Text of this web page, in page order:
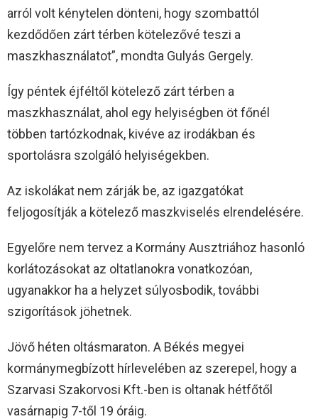
arról volt kénytelen dönteni, hogy szombattól
kezdődően zárt térben kötelezővé teszi a
maszkhasználatot”, mondta Gulyás Gergely.
Így péntek éjféltől kötelező zárt térben a
maszkhasználat, ahol egy helyiségben öt főnél
többen tartózkodnak, kivéve az irodákban és
sportolásra szolgáló helyiségekben.
Az iskolákat nem zárják be, az igazgatókat
feljogosítják a kötelező maszkviselés elrendelésére.
Egyelőre nem tervez a Kormány Ausztriához hasonló
korlátozásokat az oltatlanokra vonatkozóan,
ugyanakkor ha a helyzet súlyosbodik, további
szigorítások jöhetnek.
Jövő héten oltásmaraton. A Békés megyei
kormánymegbízott hírlevelében az szerepel, hogy a
Szarvasi Szakorvosi Kft.-ben is oltanak hétfőtől
vasárnapig 7-től 19 óráig.